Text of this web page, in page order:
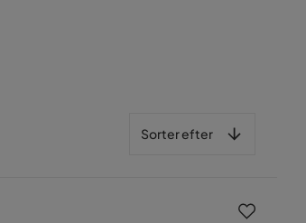
Sorter efter